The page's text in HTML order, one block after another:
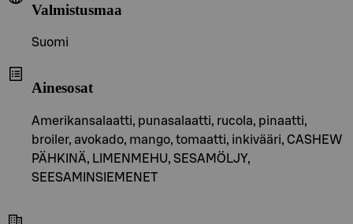
Valmistusmaa
Suomi
Ainesosat
Amerikansalaatti, punasalaatti, rucola, pinaatti,
broiler, avokado, mango, tomaatti, inkivääri, CASHEW
PÄHKINÄ, LIMENMEHU, SESAMÖLJY,
SEESAMINSIEMENET